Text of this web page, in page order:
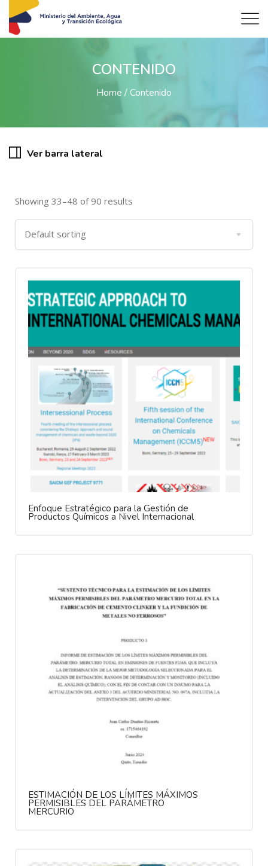
CONTENIDO
Home Contenido
Ver barra lateral
Showing 33–48 of 90 results
Enfoque Estratégico para la Gestión de
Productos Químicos a Nivel Internacional
ESTIMACIÓN DE LOS LÍMITES MÁXIMOS
PERMISIBLES DEL PARÁMETRO
MERCURIO